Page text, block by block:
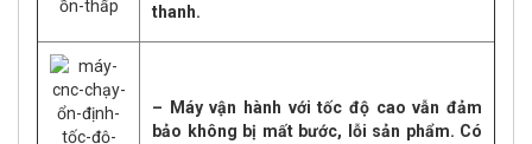
thanh.
– Máy vận hành với tốc độ cao vẫn đảm
bảo không bị mất bước, lỗi sản phẩm. Có